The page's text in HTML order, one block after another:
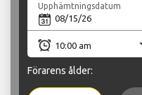
Upphämtningsdatum
Förarens ålder: